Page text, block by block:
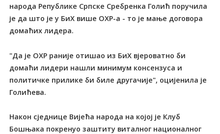
народа Републике Српске Сребренка Голић поручила
је да што је у БиХ више ОХР-а - то је мање договора
домаћих лидера.
"Да је ОХР раније отишао из БиХ вјероватно би
домаћи лидери нашли минимум консензуса и
политичке прилике би биле другачије", оцијенила је
Голићева.
Након сједнице Вијећа народа на којој је Клуб
Бошњака покренуо заштиту виталног националног